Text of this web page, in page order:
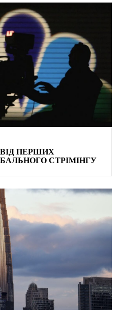
ВІД ПЕРШИХ
СТРІМІНГУ